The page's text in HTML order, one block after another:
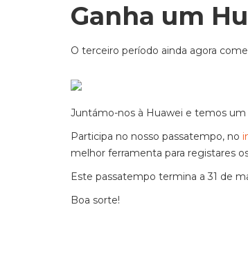
Ganha um
O terceiro período ainda agora
Juntámo-nos à Huawei e temos
Participa no nosso passatempo, no
melhor ferramenta para registares
Este passatempo termina a 31 de
Boa sorte!